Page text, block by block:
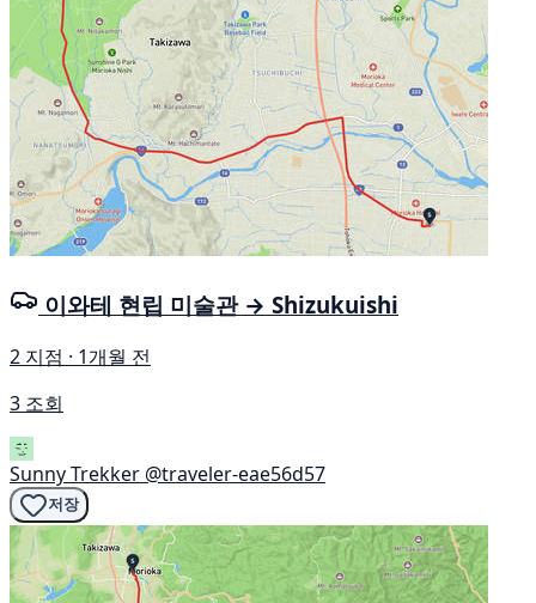
이와테 현립 미술관 → Shizukuishi
2 지점 · 1개월 전
3 조회
Sunny Trekker @traveler-eae56d57
저장